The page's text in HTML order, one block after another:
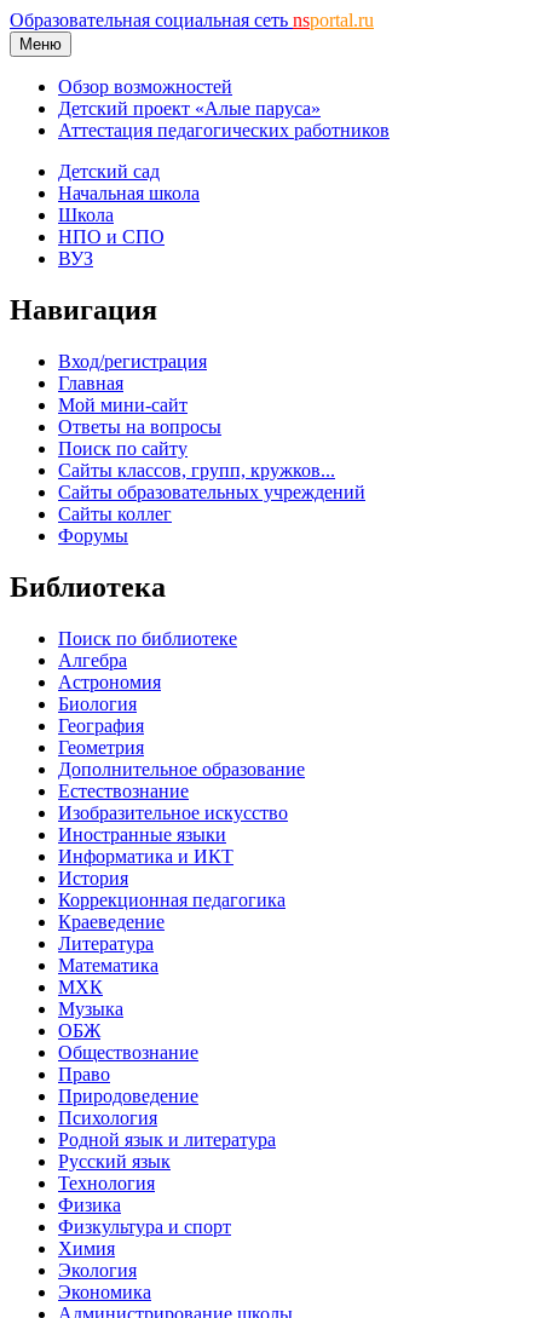
Образовательная социальная сеть nsportal.ru
Меню
Обзор возможностей
Детский проект «Алые паруса»
Аттестация педагогических работников
Детский сад
Начальная школа
Школа
НПО и СПО
ВУЗ
Навигация
Вход/регистрация
Главная
Мой мини-сайт
Ответы на вопросы
Поиск по сайту
Сайты классов, групп, кружков...
Сайты образовательных учреждений
Сайты коллег
Форумы
Библиотека
Поиск по библиотеке
Алгебра
Астрономия
Биология
География
Геометрия
Дополнительное образование
Естествознание
Изобразительное искусство
Иностранные языки
Информатика и ИКТ
История
Коррекционная педагогика
Краеведение
Литература
Математика
МХК
Музыка
ОБЖ
Обществознание
Право
Природоведение
Психология
Родной язык и литература
Русский язык
Технология
Физика
Физкультура и спорт
Химия
Экология
Экономика
Администрирование школы